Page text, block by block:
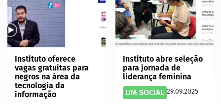
Instituto oferece
vagas gratuitas para
negros na área da
tecnologia da
informação
Instituto abre seleção
para jornada de
liderança feminina
UM SOCIAL 29.09.2025